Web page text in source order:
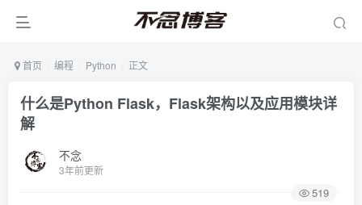
首页 编程 Python 正文
什么是Python Flask，Flask架构以及应用模块详
解
不念
3年前更新
519